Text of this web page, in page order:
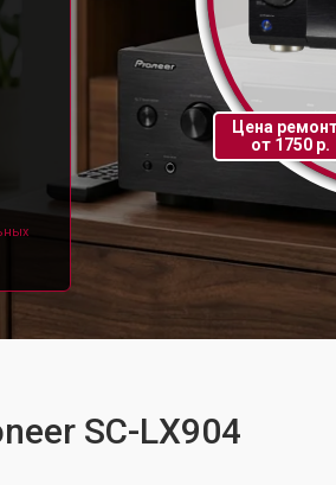
Цена
от 1750 р.
SC-LX904